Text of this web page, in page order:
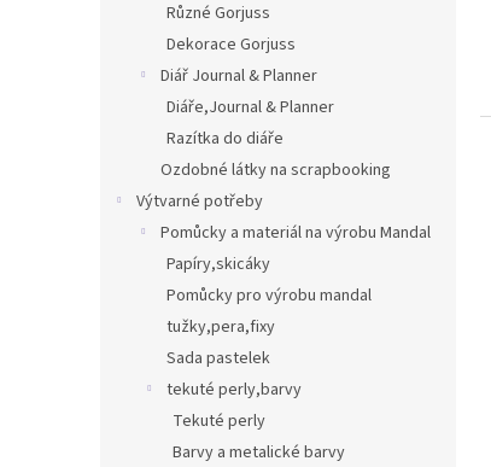
Různé Gorjuss
Dekorace Gorjuss
Diář Journal & Planner
Diáře,Journal & Planner
Razítka do diáře
Ozdobné látky na scrapbooking
Výtvarné potřeby
Pomůcky a materiál na výrobu Mandal
Papíry,skicáky
Pomůcky pro výrobu mandal
tužky,pera,fixy
Sada pastelek
tekuté perly,barvy
Tekuté perly
Barvy a metalické barvy